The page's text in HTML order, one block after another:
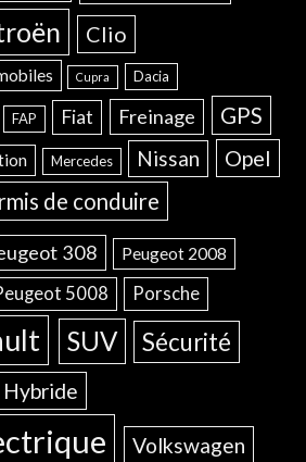
Clio
Cupra Dacia
FAP Fiat Freinage GPS
Mercedes Nissan Opel
de conduire
308 Peugeot 2008
5008 Porsche
SUV Sécurité
Volkswagen